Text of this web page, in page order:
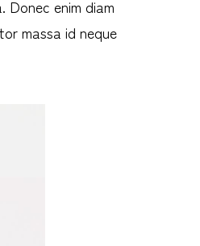
Donec enim diam
massa id neque